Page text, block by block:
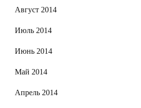
Август 2014
Июль 2014
Июнь 2014
Май 2014
Апрель 2014